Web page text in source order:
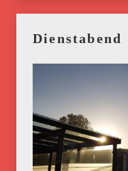
Dienstabend